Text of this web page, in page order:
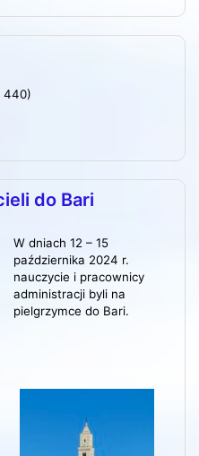
440)
do Bari
W dniach 12 – 15
października 2024 r.
nauczycie i pracownicy
administracji byli na
pielgrzymce do Bari.